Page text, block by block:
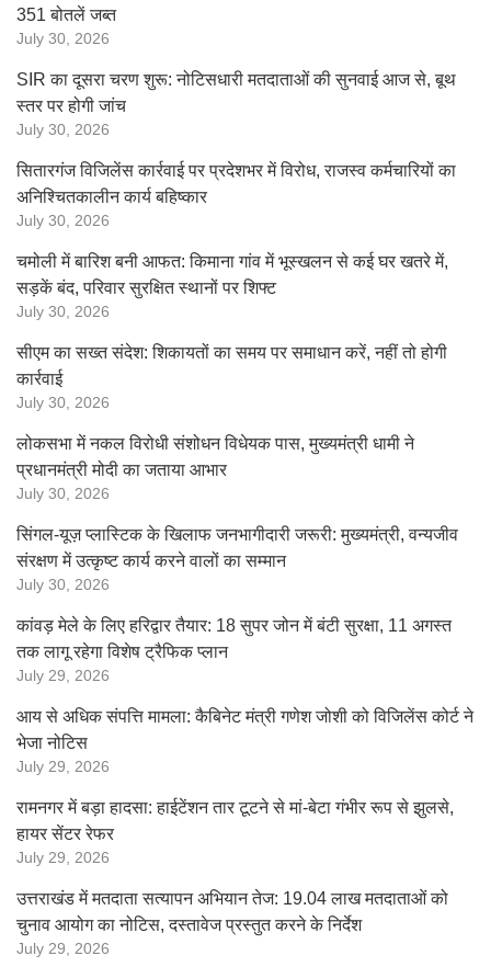
351 बोतलें जब्त
July 30, 2026
SIR का दूसरा चरण शुरू: नोटिसधारी मतदाताओं की सुनवाई आज से, बूथ
स्तर पर होगी जांच
July 30, 2026
सितारगंज विजिलेंस कार्रवाई पर प्रदेशभर में विरोध, राजस्व कर्मचारियों का
अनिश्चितकालीन कार्य बहिष्कार
July 30, 2026
चमोली में बारिश बनी आफत: किमाना गांव में भूस्खलन से कई घर खतरे में,
सड़कें बंद, परिवार सुरक्षित स्थानों पर शिफ्ट
July 30, 2026
सीएम का सख्त संदेश: शिकायतों का समय पर समाधान करें, नहीं तो होगी
कार्रवाई
July 30, 2026
लोकसभा में नकल विरोधी संशोधन विधेयक पास, मुख्यमंत्री धामी ने
प्रधानमंत्री मोदी का जताया आभार
July 30, 2026
सिंगल-यूज़ प्लास्टिक के खिलाफ जनभागीदारी जरूरी: मुख्यमंत्री, वन्यजीव
संरक्षण में उत्कृष्ट कार्य करने वालों का सम्मान
July 30, 2026
कांवड़ मेले के लिए हरिद्वार तैयार: 18 सुपर जोन में बंटी सुरक्षा, 11 अगस्त
तक लागू रहेगा विशेष ट्रैफिक प्लान
July 29, 2026
आय से अधिक संपत्ति मामला: कैबिनेट मंत्री गणेश जोशी को विजिलेंस कोर्ट ने
भेजा नोटिस
July 29, 2026
रामनगर में बड़ा हादसा: हाईटेंशन तार टूटने से मां-बेटा गंभीर रूप से झुलसे,
हायर सेंटर रेफर
July 29, 2026
उत्तराखंड में मतदाता सत्यापन अभियान तेज: 19.04 लाख मतदाताओं को
चुनाव आयोग का नोटिस, दस्तावेज प्रस्तुत करने के निर्देश
July 29, 2026